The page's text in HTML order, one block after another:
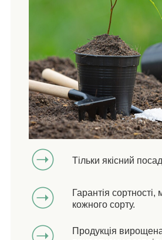
Тільки якісний
Гарантія
кожного сорту.
Продукція